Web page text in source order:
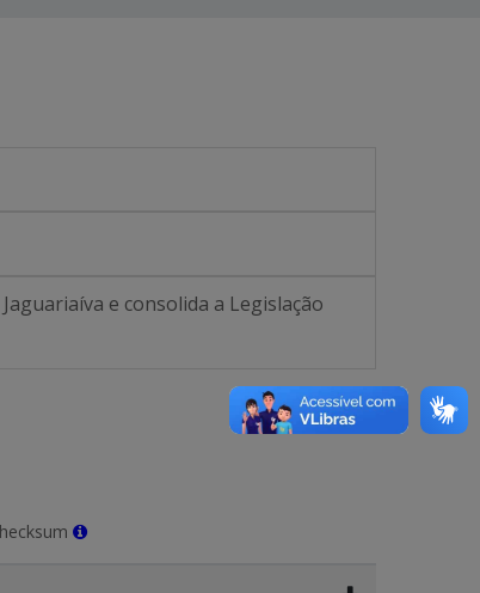
e consolida a Legislação